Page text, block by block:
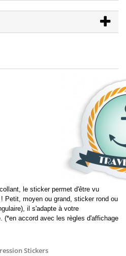
le sticker permet d'être vu
Petit, moyen ou grand, sticker rond ou
il s'adapte à votre
(*en accord avec les règles d'affichage
Stickers